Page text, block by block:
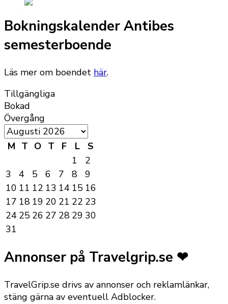
Bokningskalender Antibes
semesterboende
Läs mer om boendet här.
Tillgängliga
Bokad
Övergång
M T O T F L
S
1
2
3
4 5 6 7 8
9
10 11 12 13 14 15 16
17 18 19 20 21 22 23
24 25 26 27 28 29 30
31
Annonser på Travelgrip.se ❤
TravelGrip.se drivs av annonser och reklamlänkar,
stäng gärna av eventuell Adblocker.